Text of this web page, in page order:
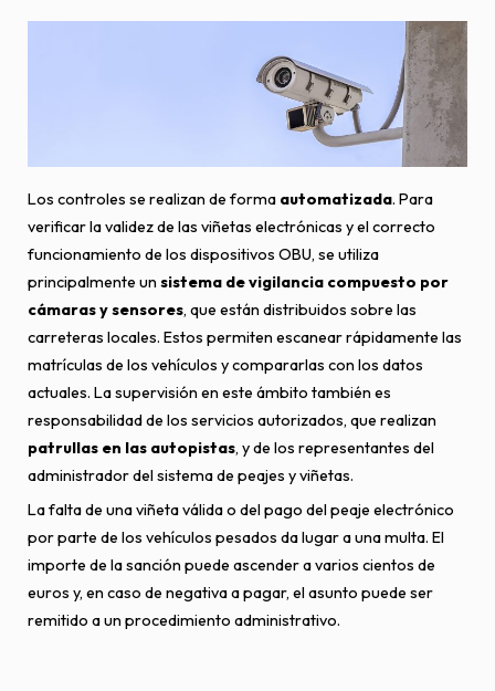
Los controles se realizan de forma automatizada. Para
verificar la validez de las viñetas electrónicas y el correcto
funcionamiento de los dispositivos OBU, se utiliza
principalmente un sistema de vigilancia compuesto por
cámaras y sensores, que están distribuidos sobre las
carreteras locales. Estos permiten escanear rápidamente las
matrículas de los vehículos y compararlas con los datos
actuales. La supervisión en este ámbito también es
responsabilidad de los servicios autorizados, que realizan
patrullas en las autopistas, y de los representantes del
administrador del sistema de peajes y viñetas.
La falta de una viñeta válida o del pago del peaje electrónico
por parte de los vehículos pesados da lugar a una multa. El
importe de la sanción puede ascender a varios cientos de
euros y, en caso de negativa a pagar, el asunto puede ser
remitido a un procedimiento administrativo.